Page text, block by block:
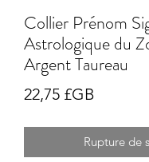
Collier Prénom
Astrologique du
Argent Taureau
22,75 £GB
Rupture de